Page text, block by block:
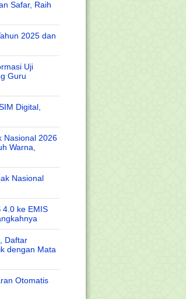
Safar, Raih
2025 dan
Uji
Guru
Digital,
Nasional 2026
Warna,
Nasional
4.0 ke EMIS
Daftar
dengan Mata
Otomatis